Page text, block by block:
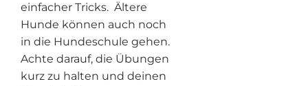
einfacher Tricks. Ältere
Hunde können auch noch
in die Hundeschule gehen.
Achte darauf, die Übungen
kurz zu halten und deinen